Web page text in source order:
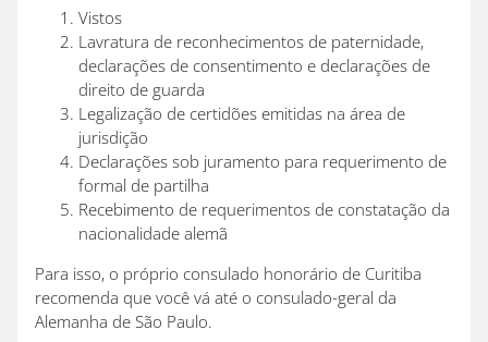
Vistos
Lavratura de reconhecimentos de paternidade,
declarações de consentimento e declarações de
direito de guarda
Legalização de certidões emitidas na área de
jurisdição
Declarações sob juramento para requerimento de
formal de partilha
Recebimento de requerimentos de constatação da
nacionalidade alemã
Para isso, o próprio consulado honorário de Curitiba
recomenda que você vá até o consulado-geral da
Alemanha de São Paulo.